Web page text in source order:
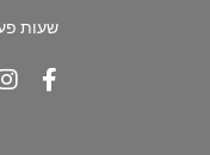
שעות